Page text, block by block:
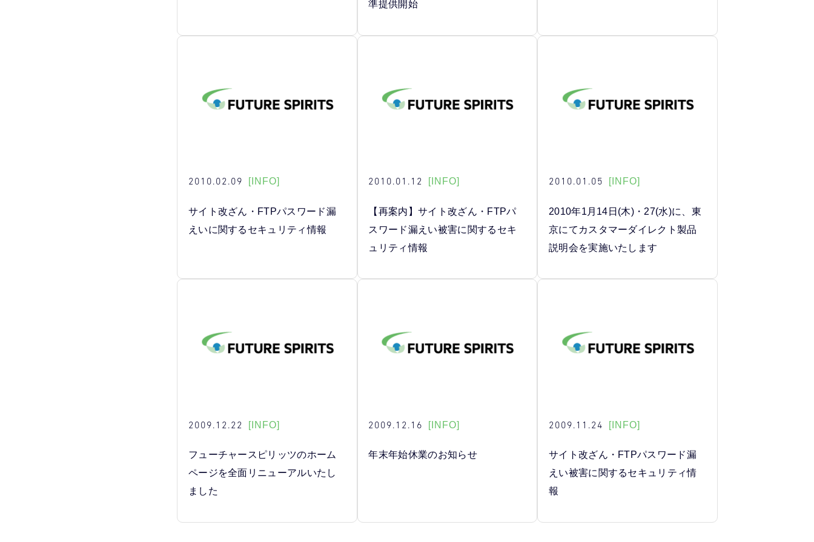
準提供開始
2010.02.09 [INFO]
サイト改ざん・FTPパスワード漏
えいに関するセキュリティ情報
2010.01.12 [INFO]
【再案内】サイト改ざん・FTPパ
スワード漏えい被害に関するセキ
ュリティ情報
2010.01.05 [INFO]
2010年1月14日(木)・27(水)に、東
京にてカスタマーダイレクト製品
説明会を実施いたします
2009.12.22 [INFO]
フューチャースピリッツのホーム
ページを全面リニューアルいたし
ました
2009.12.16 [INFO]
年末年始休業のお知らせ
2009.11.24 [INFO]
サイト改ざん・FTPパスワード漏
えい被害に関するセキュリティ情
報